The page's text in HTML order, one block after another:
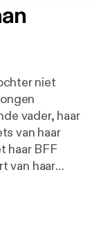
niet
vader, haar
van haar